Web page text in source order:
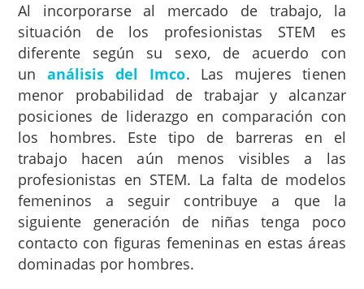
Al incorporarse al mercado de trabajo, la
situación de los profesionistas STEM es
diferente según su sexo, de acuerdo con
un análisis del Imco. Las mujeres tienen
menor probabilidad de trabajar y alcanzar
posiciones de liderazgo en comparación con
los hombres. Este tipo de barreras en el
trabajo hacen aún menos visibles a las
profesionistas en STEM. La falta de modelos
femeninos a seguir contribuye a que la
siguiente generación de niñas tenga poco
contacto con figuras femeninas en estas áreas
dominadas por hombres.